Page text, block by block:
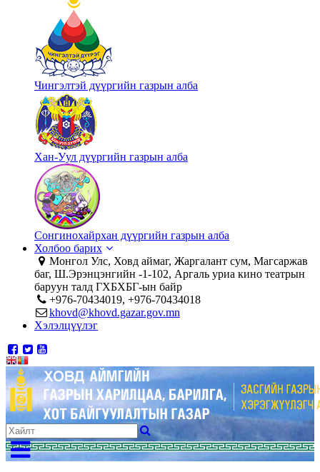
Чингэлтэй дүүргийн газрын алба
Хан-Уул дүүргийн газрын алба
Сонгинохайрхан дүүргийн газрын алба
Холбоо барих
Монгол Улс, Ховд аймаг, Жаргалант сум, Магсаржав
баг, Ш.Эрэнцэнгийн -1-102, Аргаль уриа кино театрын
баруун талд ГХБХБГ-ын байр
+976-70434019, +976-70434018
khovd@khovd.gazar.gov.mn
Хэлэлцүүлэг